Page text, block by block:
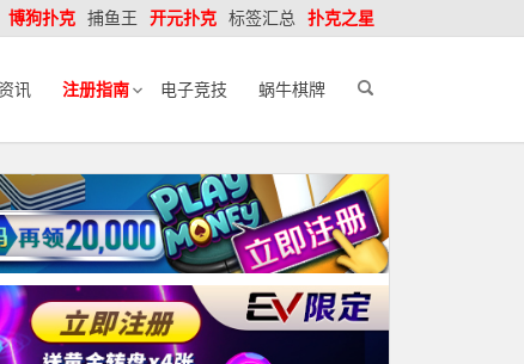
博狗扑克 捕鱼王 开元扑克 标签汇总 扑克之星
讯 注册指南 电子竞技 蜗牛棋牌